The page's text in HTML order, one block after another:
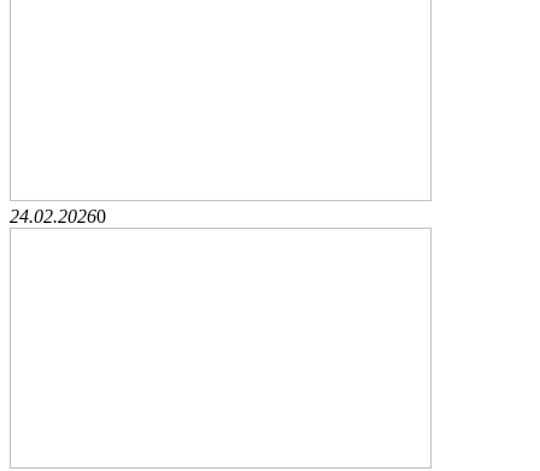
24.02.20260